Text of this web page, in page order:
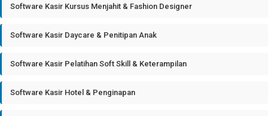
Software Kasir Kursus Menjahit & Fashion Designer
Software Kasir Daycare & Penitipan Anak
Software Kasir Pelatihan Soft Skill & Keterampilan
Software Kasir Hotel & Penginapan